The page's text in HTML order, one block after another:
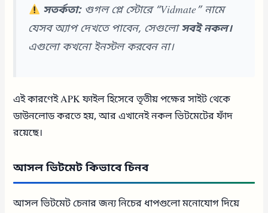
সতর্কতা:গুগল প্লে স্টোরে “Vidmate” নামে
যেসব অ্যাপ দেখতে পাবেন, সেগুলোসবই নকল।
এগুলো কখনো ইনস্টল করবেন না।
এই কারণেই APK ফাইল হিসেবে তৃতীয় পক্ষের সাইট থেকে
ডাউনলোড করতে হয়, আর এখানেই নকল ভিটমেটের ফাঁদ
রয়েছে।
আসল ভিটমেট কিভাবে চিনব
আসল ভিটমেট চেনার জন্য নিচের ধাপগুলো মনোযোগ দিয়ে